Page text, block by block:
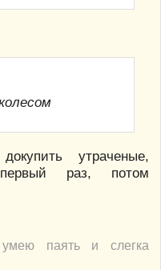
утраченые,
раз, потом
паять и слегка